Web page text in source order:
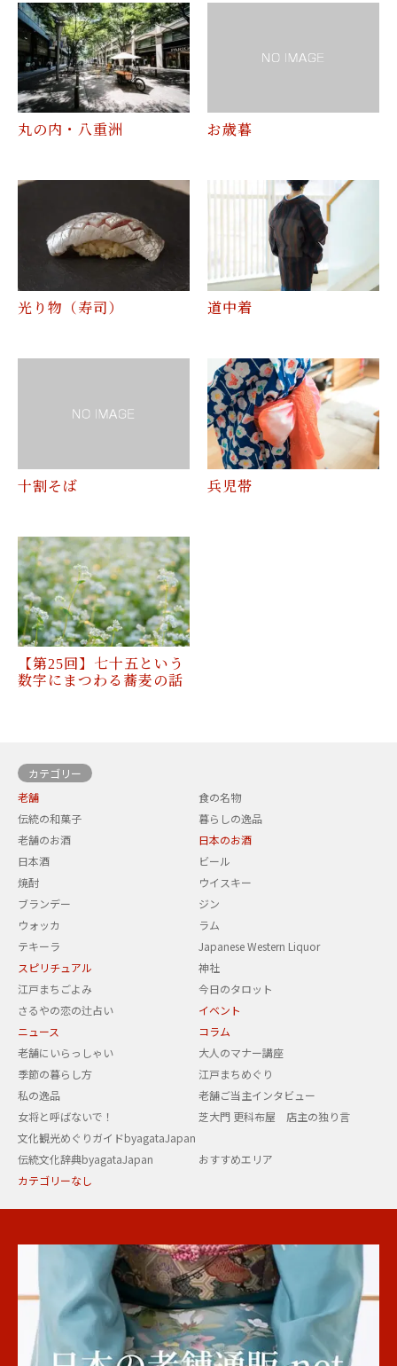
丸の内・八重洲 お歳暮
光り物（寿司） 道中着
十割そば 兵児帯
【第25回】七十五という
数字にまつわる蕎麦の話
カテゴリー
老舗
食の名物
伝統の和菓子
暮らしの逸品
老舗のお酒
日本のお酒
日本酒
ビール
焼酎
ウイスキー
ブランデー
ジン
ウォッカ
ラム
テキーラ
Japanese Western Liquor
スピリチュアル
神社
江戸まちごよみ
今日のタロット
さるやの恋の辻占い
イベント
ニュース
コラム
老舗にいらっしゃい
大人のマナー講座
季節の暮らし方
江戸まちめぐり
私の逸品
老舗ご当主インタビュー
女将と呼ばないで！
芝大門 更科布屋 店主の独り言
文化観光めぐりガイドbyagataJapan
伝統文化辞典byagataJapan
おすすめエリア
カテゴリーなし